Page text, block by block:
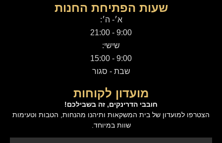
שעות הפתיחת החנות
א׳- ה׳:
9:00 - 21:00
שישי:
9:00 - 15:00
שבת - סגור
מועדון לקוחות
חובבי הדרינקים, זה בשבילכם!
הצטרפו למועדון של בית המשקאות ותיהנו מהנחות, הטבות וטעימות
שוות במיוחד.